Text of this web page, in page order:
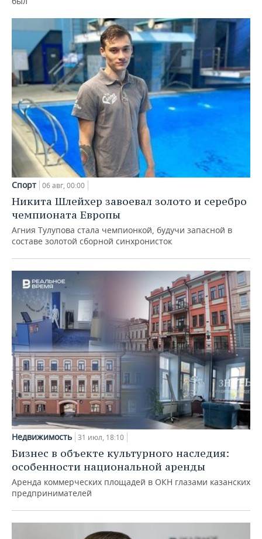
Спорт 06 авг, 00:00
Никита Шлейхер завоевал золото и серебро
чемпионата Европы
Агния Тулупова стала чемпионкой, будучи запасной в
составе золотой сборной синхронисток
Недвижимость 31 июл, 18:10
Бизнес в объекте культурного наследия:
особенности национальной аренды
Аренда коммерческих площадей в ОКН глазами казанских
предпринимателей